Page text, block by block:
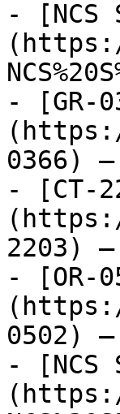
- [NCS
- [GR-
0366) —
- [CT-
2203) —
- [OR-
0502) —
- [NCS